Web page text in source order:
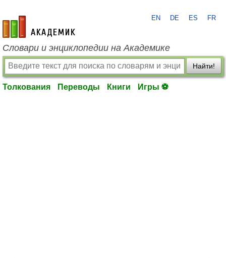
academic.ru
EN DE ES FR
Словари и энциклопедии на Академике
Найти!
Толкования Переводы Книги Игры ⚽